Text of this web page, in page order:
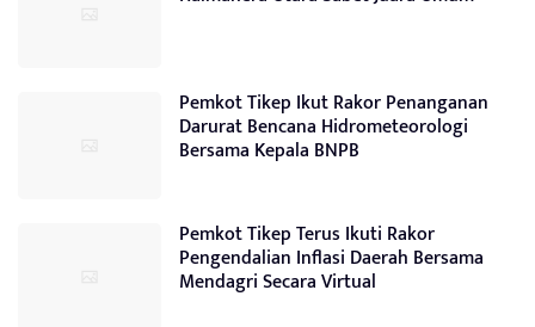
Pemkot Tikep Ikut Rakor Penanganan
Darurat Bencana Hidrometeorologi
Bersama Kepala BNPB
Pemkot Tikep Terus Ikuti Rakor
Pengendalian Inflasi Daerah Bersama
Mendagri Secara Virtual